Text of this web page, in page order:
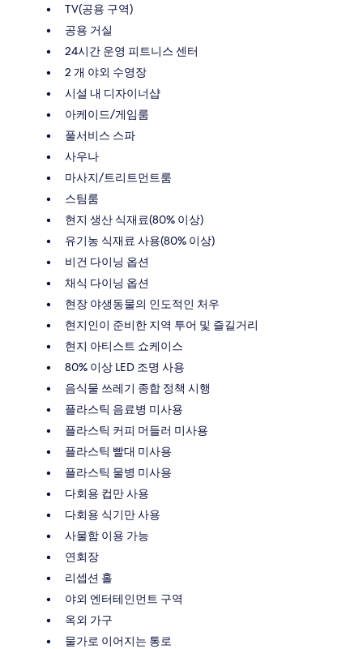
TV(공용 구역)
공용 거실
24시간 운영 피트니스 센터
2 개 야외 수영장
시설 내 디자이너샵
아케이드/게임룸
풀서비스 스파
사우나
마사지/트리트먼트룸
스팀룸
현지 생산 식재료(80% 이상)
유기농 식재료 사용(80% 이상)
비건 다이닝 옵션
채식 다이닝 옵션
현장 야생동물의 인도적인 처우
현지인이 준비한 지역 투어 및 즐길거리
현지 아티스트 쇼케이스
80% 이상 LED 조명 사용
음식물 쓰레기 종합 정책 시행
플라스틱 음료병 미사용
플라스틱 커피 머들러 미사용
플라스틱 빨대 미사용
플라스틱 물병 미사용
다회용 컵만 사용
다회용 식기만 사용
사물함 이용 가능
연회장
리셉션 홀
야외 엔터테인먼트 구역
옥외 가구
물가로 이어지는 통로